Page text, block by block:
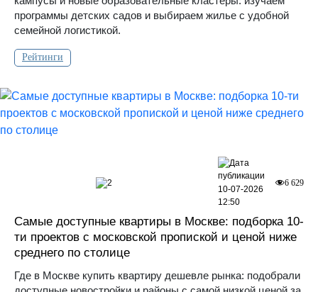
программы детских садов и выбираем жилье с удобной
семейной логистикой.
Рейтинги
Самые доступные квартиры в Москве: подборка 10-
ти проектов с московской пропиской и ценой ниже
среднего по столице
Где в Москве купить квартиру дешевле рынка: подобрали
2 6 629
10-07-2026
12:50